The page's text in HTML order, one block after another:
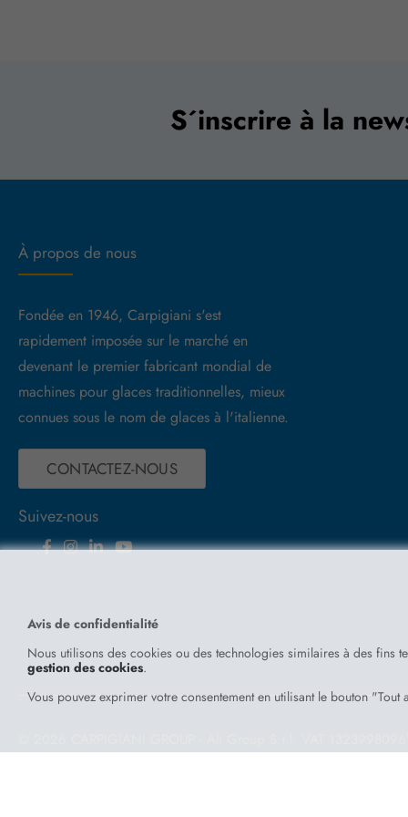
S´inscrire à la
À propos de nous
Fondée en 1946, Carpigiani s'est
rapidement imposée sur le marché en
devenant le premier fabricant mondial de
machines pour glaces traditionnelles, mieux
connues sous le nom de glaces à l'italienne.
CONTACTEZ-NOUS
Suivez-nous
Facebook
Instagram
LinkedinYouTube
Avis de confidentialité
Nous utilisons des cookies ou des technologies similaires à des fins
gestion des cookies.
Vous pouvez exprimer votre consentement en utilisant le bouton